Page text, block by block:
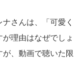
さんは、「可愛く
理由はなぜでしょ
が、動画で聴いた限